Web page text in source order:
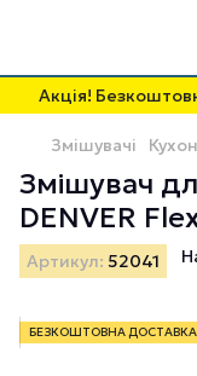
Акція!
Змішувачі
Змішувач
DENVER
Артикул: 52041
БЕЗКОШТОВНА ДОСТАВКА